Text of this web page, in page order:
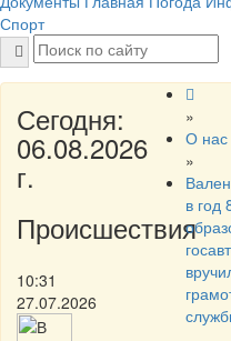
Спорт
Сегодня:
06.08.2026
г.
Происшествия
10:31
27.07.2026
»
О нас
»
в год